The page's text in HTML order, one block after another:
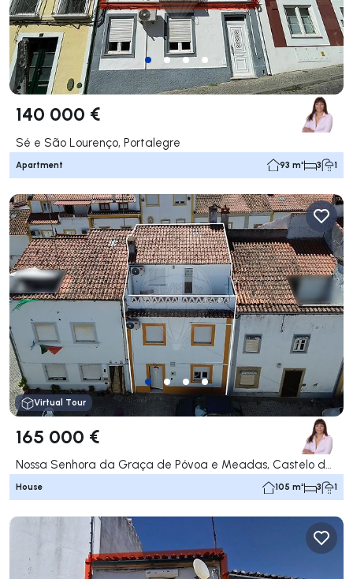
140 000 €
Sé e São Lourenço, Portalegre
Apartment 93 m² 3 1
Virtual Tour
165 000 €
Nossa Senhora da Graça de Póvoa e Meadas, Castelo de Vide
House 105 m² 3 1